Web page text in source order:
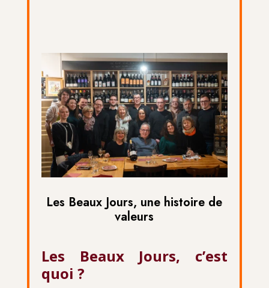
Les Beaux Jours, une histoire de
valeurs
Les Beaux Jours, c’est
quoi ?